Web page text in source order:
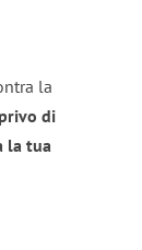
la
di
la tua